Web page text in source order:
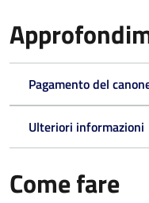
Pagamento del
Ulteriori informazioni
Come fare